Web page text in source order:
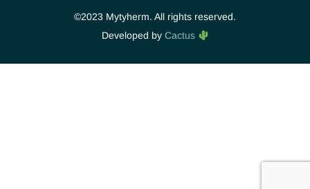
©2023 Mytyherm. All rights reserved.
Developed by Cactus